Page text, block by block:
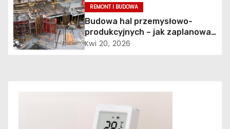
a
w
p
REMONT I BUDOWA
Budowa hal przemysłowo-
produkcyjnych – jak zaplanować
nowoczesny obiekt
Kwi 20, 2026